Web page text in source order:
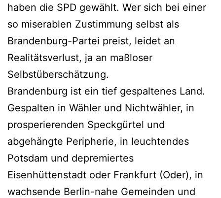
haben die SPD gewählt. Wer sich bei einer
so miserablen Zustimmung selbst als
Brandenburg-Partei preist, leidet an
Realitätsverlust, ja an maßloser
Selbstüberschätzung.
Brandenburg ist ein tief gespaltenes Land.
Gespalten in Wähler und Nichtwähler, in
prosperierenden Speckgürtel und
abgehängte Peripherie, in leuchtendes
Potsdam und depremiertes
Eisenhüttenstadt oder Frankfurt (Oder), in
wachsende Berlin-nahe Gemeinden und